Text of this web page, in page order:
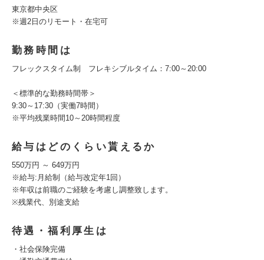
東京都中央区
※週2日のリモート・在宅可
勤務時間は
フレックスタイム制 フレキシブルタイム：7:00～20:00
＜標準的な勤務時間帯＞
9:30～17:30（実働7時間）
※平均残業時間10～20時間程度
給与はどのくらい貰えるか
550万円 ～ 649万円
※給与:月給制（給与改定年1回）
※年収は前職のご経験を考慮し調整致します。
※残業代、別途支給
待遇・福利厚生は
・社会保険完備